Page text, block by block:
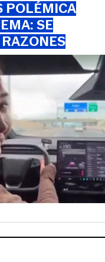
POLÉMICA
SE